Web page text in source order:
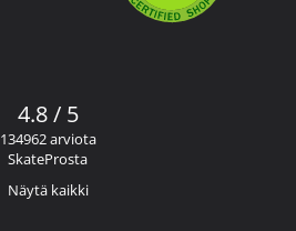
4.8 / 5
134962 arviota
SkateProsta
Näytä kaikki